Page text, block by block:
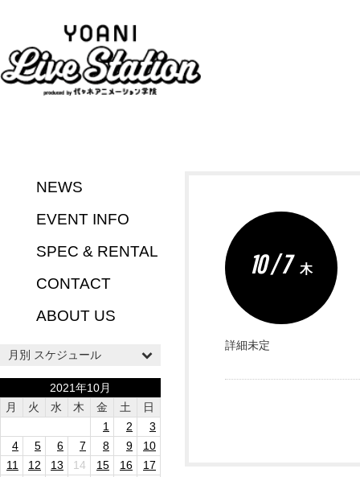
NEWS
EVENT INFO
SPEC & RENTAL
CONTACT
ABOUT US
月別 スケジュール
2021年10月
月
火 水 木 金 土
日
1
2
3
4
5 6 7 8 9
10
11
12 13 14 15 16
17
10 / 7 木
詳細未定